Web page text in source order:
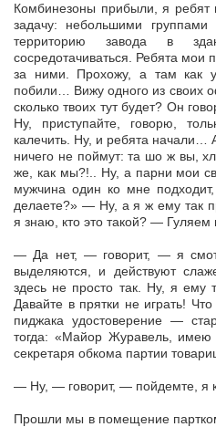
Комбинезоны прибыли, я ребят
задачу: небольшими
территорию завода в
сосредотачиваться. Ребята
за ними. Прохожу, а там как
побили… Вижу одного из своих
сколько твоих тут будет? Он
Ну, приступайте, говорю,
калечить. Ну, и ребята начали…
ничего не поймут: та шо ж вы,
же, как мы?!.. Ну, а парни мои
мужчина один ко мне
делаете?» — Ну, а я ж ему так
я знаю, кто это такой? —
— Да нет, — говорит, — я
выделяются, и действуют
здесь не просто так. Ну, я ему
Давайте в прятки не играть!
пиджака удостоверение —
тогда: «Майор Журавель, имею
секретаря обкома партии
— Ну, — говорит, — пойдемте, я
Прошли мы в помещение